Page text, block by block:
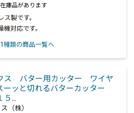
庫品があります
製です。
対応です。
1種類の商品一覧へ
ス バター用カッター ワイヤ
ーッと切れるバターカッター
５…
（株）